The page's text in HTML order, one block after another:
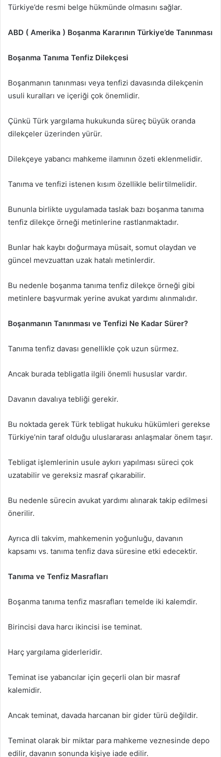
Türkiye’de resmi belge hükmünde olmasını sağlar.
ABD ( Amerika ) Boşanma Kararının Türkiye’de Tanınması
Boşanma Tanıma Tenfiz Dilekçesi
Boşanmanın tanınması veya tenfizi davasında dilekçenin
usuli kuralları ve içeriği çok önemlidir.
Çünkü Türk yargılama hukukunda süreç büyük oranda
dilekçeler üzerinden yürür.
Dilekçeye yabancı mahkeme ilamının özeti eklenmelidir.
Tanıma ve tenfizi istenen kısım özellikle belirtilmelidir.
Bununla birlikte uygulamada taslak bazı boşanma tanıma
tenfiz dilekçe örneği metinlerine rastlanmaktadır.
Bunlar hak kaybı doğurmaya müsait, somut olaydan ve
güncel mevzuattan uzak hatalı metinlerdir.
Bu nedenle boşanma tanıma tenfiz dilekçe örneği gibi
metinlere başvurmak yerine avukat yardımı alınmalıdır.
Boşanmanın Tanınması ve Tenfizi Ne Kadar Sürer?
Tanıma tenfiz davası genellikle çok uzun sürmez.
Ancak burada tebligatla ilgili önemli hususlar vardır.
Davanın davalıya tebliği gerekir.
Bu noktada gerek Türk tebligat hukuku hükümleri gerekse
Türkiye’nin taraf olduğu uluslararası anlaşmalar önem taşır.
Tebligat işlemlerinin usule aykırı yapılması süreci çok
uzatabilir ve gereksiz masraf çıkarabilir.
Bu nedenle sürecin avukat yardımı alınarak takip edilmesi
önerilir.
Ayrıca dli takvim, mahkemenin yoğunluğu, davanın
kapsamı vs. tanıma tenfiz dava süresine etki edecektir.
Tanıma ve Tenfiz Masrafları
Boşanma tanıma tenfiz masrafları temelde iki kalemdir.
Birincisi dava harcı ikincisi ise teminat.
Harç yargılama giderleridir.
Teminat ise yabancılar için geçerli olan bir masraf
kalemidir.
Ancak teminat, davada harcanan bir gider türü değildir.
Teminat olarak bir miktar para mahkeme veznesinde depo
edilir, davanın sonunda kişiye iade edilir.